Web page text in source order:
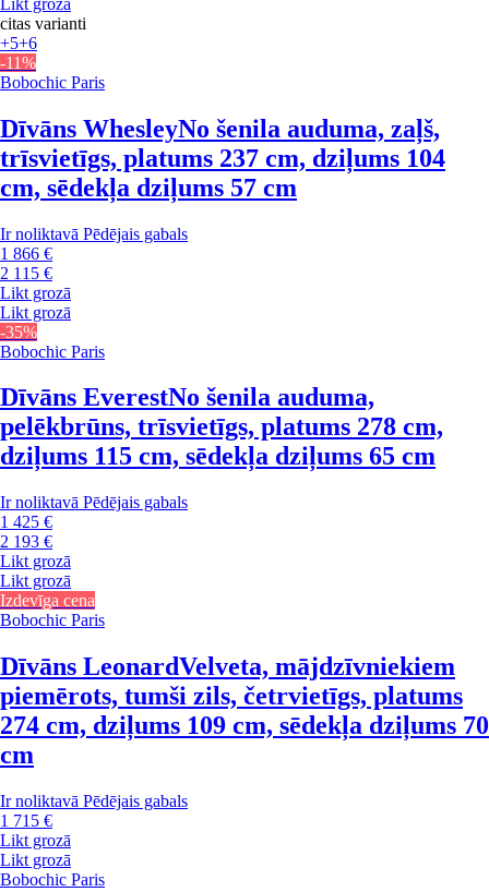
citas varianti
+5+6
-11%
Bobochic Paris
Dīvāns WhesleyNo šenila auduma, zaļš,
trīsvietīgs, platums 237 cm, dziļums 104
cm, sēdekļa dziļums 57 cm
Ir noliktavā Pēdējais gabals
1 866 €
2 115 €
Likt grozā
Likt grozā
-35%
Bobochic Paris
Dīvāns EverestNo šenila auduma,
pelēkbrūns, trīsvietīgs, platums 278 cm,
dziļums 115 cm, sēdekļa dziļums 65 cm
Ir noliktavā Pēdējais gabals
1 425 €
2 193 €
Likt grozā
Likt grozā
Izdevīga cena
Bobochic Paris
Dīvāns LeonardVelveta, mājdzīvniekiem
piemērots, tumši zils, četrvietīgs, platums
274 cm, dziļums 109 cm, sēdekļa dziļums 70
cm
Ir noliktavā Pēdējais gabals
1 715 €
Likt grozā
Likt grozā
Bobochic Paris